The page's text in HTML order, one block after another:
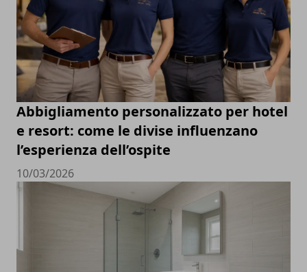
Abbigliamento personalizzato per hotel
e resort: come le divise influenzano
l’esperienza dell’ospite
10/03/2026